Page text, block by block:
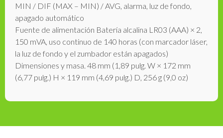
MIN / DIF (MAX – MIN) / AVG, alarma, luz de fondo,
apagado automático
Fuente de alimentación Batería alcalina LR03 (AAA) × 2,
150 mVA, uso continuo de 140 horas (con marcador láser,
la luz de fondo y el zumbador están apagados)
Dimensiones y masa. 48 mm (1,89 pulg. W × 172 mm
(6,77 pulg.) H × 119 mm (4,69 pulg.) D, 256 g (9,0 oz)